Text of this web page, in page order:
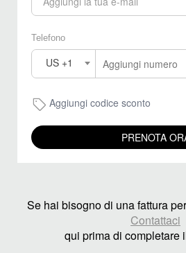
Telefono
US +1
Aggiungi codice sconto
PRENOTA
Se hai bisogno di una fattura
Contattaci
qui prima di completare